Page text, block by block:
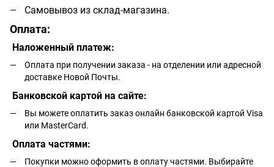
Самовывоз из склад-магазина.
Оплата:
Наложенный платеж:
Оплата при получении заказа - на отделении или адресной
доставке Новой Почты.
Банковской картой на сайте:
Вы можете оплатить заказ онлайн банковской картой Visa
или MasterCard.
Оплата частями:
Покупки можно оформить в оплату частями. Выбирайте